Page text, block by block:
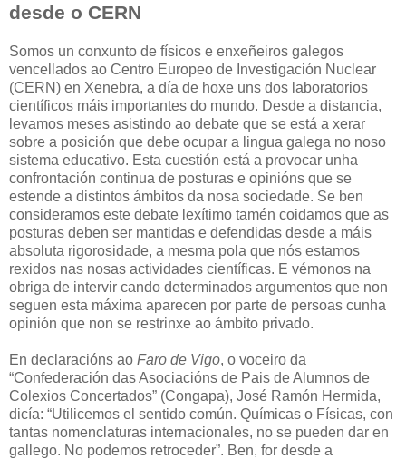
desde o CERN
Somos un conxunto de físicos e enxeñeiros galegos
vencellados ao Centro Europeo de Investigación Nuclear
(CERN) en Xenebra, a día de hoxe uns dos laboratorios
científicos máis importantes do mundo. Desde a distancia,
levamos meses asistindo ao debate que se está a xerar
sobre a posición que debe ocupar a lingua galega no noso
sistema educativo. Esta cuestión está a provocar unha
confrontación continua de posturas e opinións que se
estende a distintos ámbitos da nosa sociedade. Se ben
consideramos este debate lexítimo tamén coidamos que as
posturas deben ser mantidas e defendidas desde a máis
absoluta rigorosidade, a mesma pola que nós estamos
rexidos nas nosas actividades científicas. E vémonos na
obriga de intervir cando determinados argumentos que non
seguen esta máxima aparecen por parte de persoas cunha
opinión que non se restrinxe ao ámbito privado.
En declaracións ao Faro de Vigo, o voceiro da
“Confederación das Asociacións de Pais de Alumnos de
Colexios Concertados” (Congapa), José Ramón Hermida,
dicía: “Utilicemos el sentido común. Químicas o Físicas, con
tantas nomenclaturas internacionales, no se pueden dar en
gallego. No podemos retroceder”. Ben, for desde a